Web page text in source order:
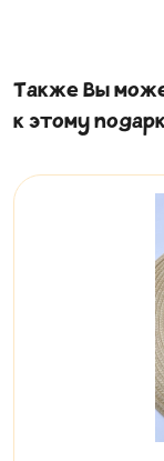
Также Вы
к этому